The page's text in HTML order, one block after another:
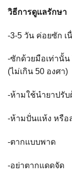
วิธีการดูแลรักษา
-3-5 วัน ค่อยซัก เ
-ซักด้วยมือเท่านั้
(ไม่เกิน 50 องศา)
-ห้ามใช้นำยาปรับ
-ห้ามปั่นแห้ง หรือ
-ตากแบบพาด
-อย่าตากแดดจัด